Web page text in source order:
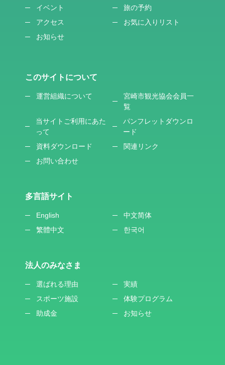
イベント
旅の予約
アクセス
お気に入りリスト
お知らせ
このサイトについて
運営組織について
宮崎市観光協会会員一
覧
当サイトご利用にあた
って
パンフレットダウンロ
ード
資料ダウンロード
関連リンク
お問い合わせ
多言語サイト
English
中文简体
繁體中文
한국어
法人のみなさま
選ばれる理由
実績
スポーツ施設
体験プログラム
助成金
お知らせ